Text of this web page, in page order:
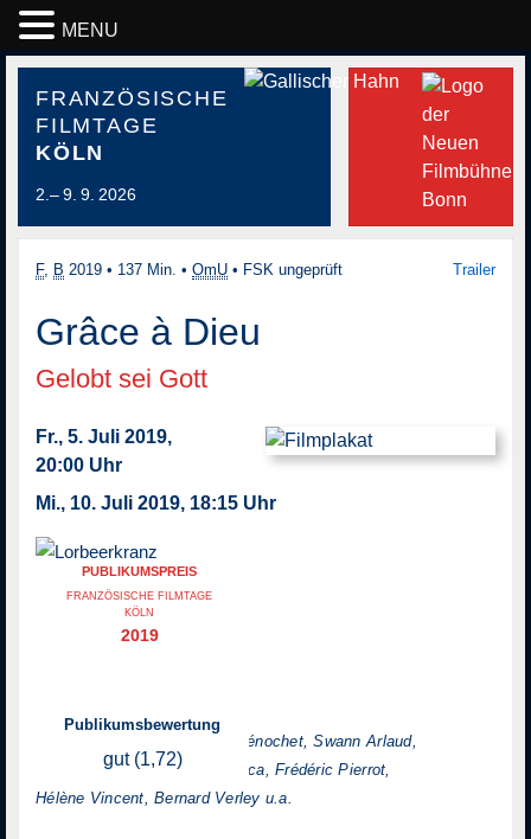
FRANZÖSISCHE
FILMTAGE
KÖLN
2.– 9. 9. 2026
F, B 2019 • 137 Min. • OmU • FSK ungeprüft Trailer
Grâce à Dieu
Gelobt sei Gott
Fr., 5. Juli 2019,
20:00 Uhr
Mi., 10. Juli 2019, 18:15 Uhr
PUBLIKUMSPREIS
FRANZÖSISCHE FILMTAGE
KÖLN
2019
Publikumsbewertung
gut (1,72)
mit: Melvil Poupaud, Denis Ménochet, Swann Arlaud,
Josiane Balasko, Eric Caravaca, Frédéric Pierrot,
Hélène Vincent, Bernard Verley u.a.
MENU